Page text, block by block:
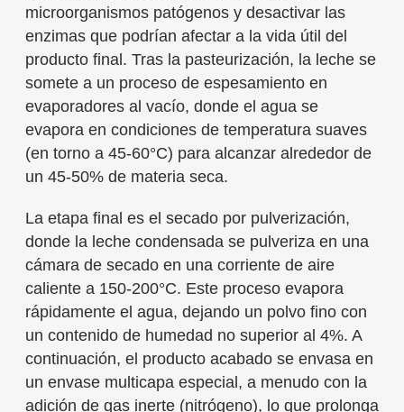
microorganismos patógenos y desactivar las
enzimas que podrían afectar a la vida útil del
producto final. Tras la pasteurización, la leche se
somete a un proceso de espesamiento en
evaporadores al vacío, donde el agua se
evapora en condiciones de temperatura suaves
(en torno a 45-60°C) para alcanzar alrededor de
un 45-50% de materia seca.
La etapa final es el secado por pulverización,
donde la leche condensada se pulveriza en una
cámara de secado en una corriente de aire
caliente a 150-200°C. Este proceso evapora
rápidamente el agua, dejando un polvo fino con
un contenido de humedad no superior al 4%. A
continuación, el producto acabado se envasa en
un envase multicapa especial, a menudo con la
adición de gas inerte (nitrógeno), lo que prolonga